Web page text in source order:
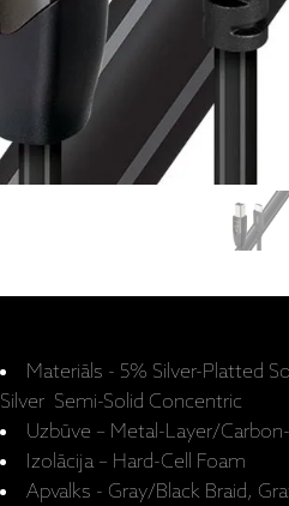
Materiāls - 5% Silver-Platted
Silver Semi-Solid Concentric
Uzbūve – Metal-Layer/
Izolācija – Hard-Cell Foam
Apvalks - Gray/Black Braid,